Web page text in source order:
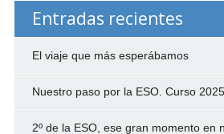
Entradas recientes
El viaje que más esperábamos
Nuestro paso por la ESO. Curso
2º de la ESO, ese gran momento en